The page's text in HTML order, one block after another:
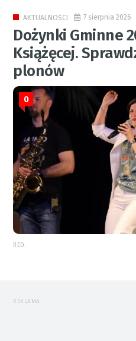
AKTUALNOŚCI 7 sierpnia 2026
Dożynki Gminne
Książęcej.
plonów
0
RED.
REKLAMA